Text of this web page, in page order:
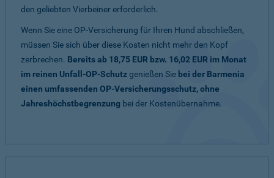
den geliebten Vierbeiner erforderlich.
Wenn Sie eine OP-Versicherung für Ihren Hund abschließen,
müssen Sie sich über diese Kosten nicht mehr den Kopf
zerbrechen. Bereits ab 18,75 EUR bzw. 16,02 EUR im Monat
im reinen Unfall-OP-Schutzgenießen Sie bei der Barmenia
einen umfassenden OP-Versicherungsschutz, ohne
Jahreshöchstbegrenzung bei der Kostenübernahme.